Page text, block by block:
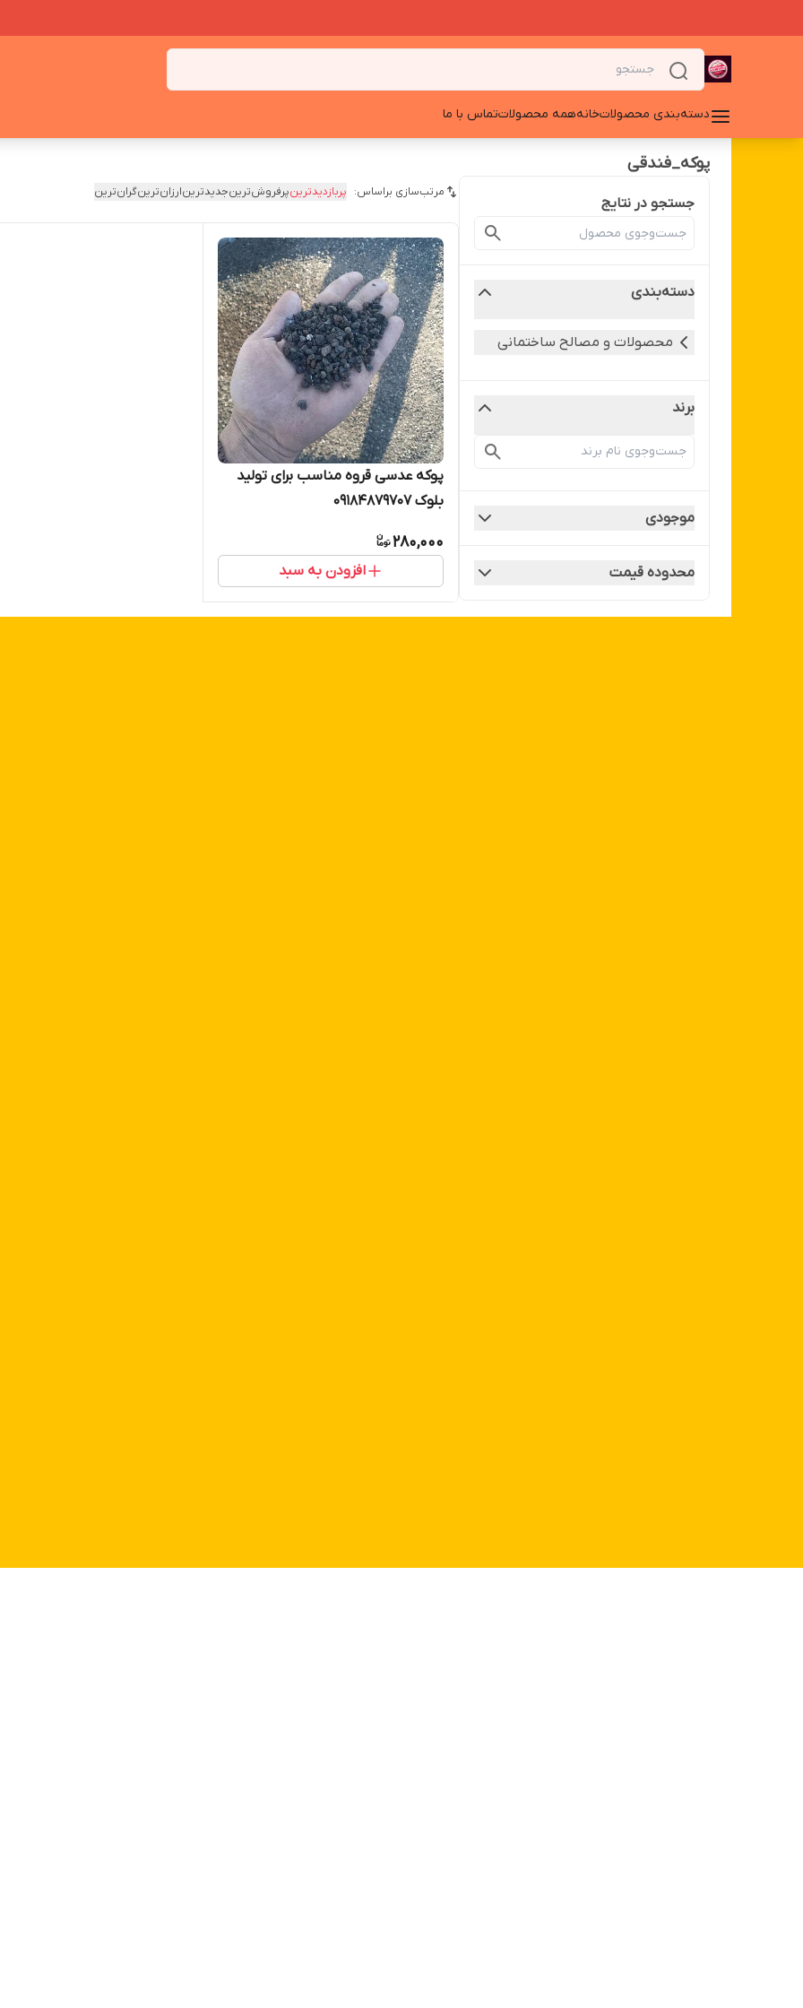
دسته‌بندی محصولاتخانههمه محصولاتتماس با ما
پوکه_فندقی
جستجو در نتایج
دسته‌بندی
محصولات و مصالح ساختمانی
برند
موجودی
محدوده قیمت
مرتب‌سازی براساس: پربازدیدترینپرفروش‌ترینجدیدترینارزان‌ترینگران‌ترین
پوکه عدسی قروه مناسب برای تولید
بلوک ۰۹۱۸۴۸۷۹۷۰۷
280,000
افزودن به سبد